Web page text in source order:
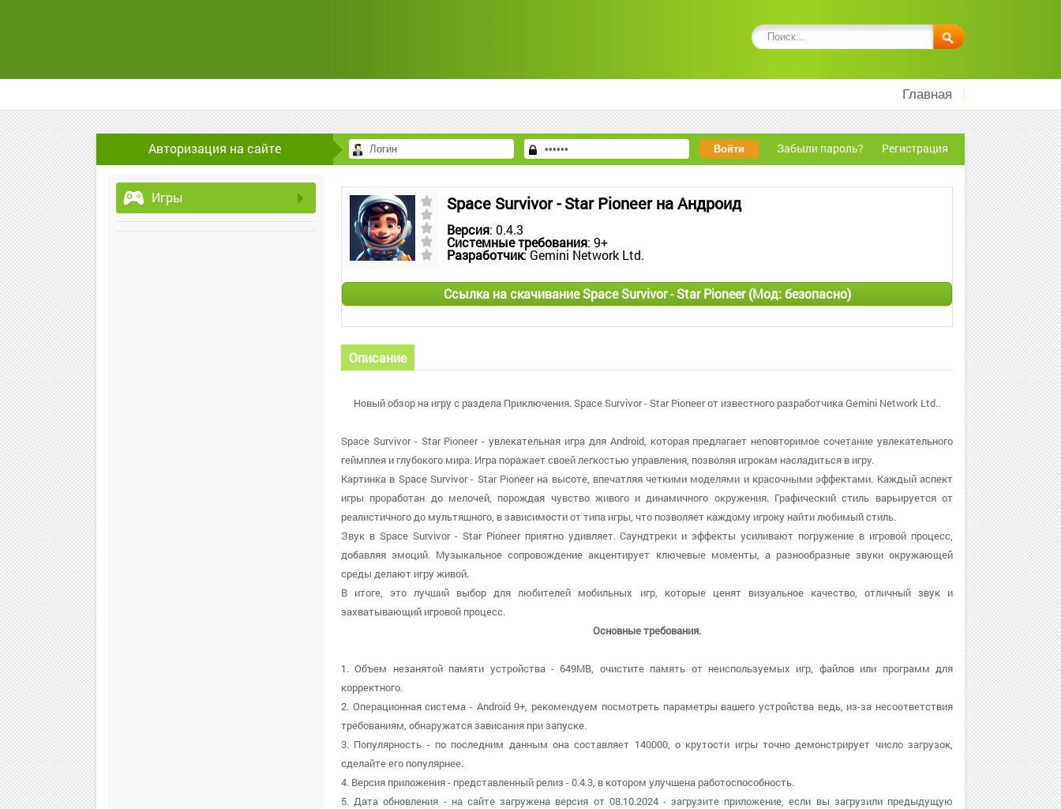
Главная
Авторизация на сайте Забыли пароль? Регистрация
Игры Space Survivor - Star Pioneer на Андроид
Версия: 0.4.3
Системные требования: 9+
Разработчик: Gemini Network Ltd.
Ссылка на скачивание Space Survivor - Star Pioneer (Мод: безопасно)
Описание
Новый обзор на игру с раздела Приключения. Space Survivor - Star Pioneer от известного разработчика Gemini Network Ltd..
Space Survivor - Star Pioneer - увлекательная игра для Android, которая предлагает неповторимое сочетание увлекательного
геймплея и глубокого мира. Игра поражает своей легкостью управления, позволяя игрокам насладиться в игру.
Картинка в Space Survivor - Star Pioneer на высоте, впечатляя четкими моделями и красочными эффектами. Каждый аспект
игры проработан до мелочей, порождая чувство живого и динамичного окружения. Графический стиль варьируется от
реалистичного до мультяшного, в зависимости от типа игры, что позволяет каждому игроку найти любимый стиль.
Звук в Space Survivor - Star Pioneer приятно удивляет. Саундтреки и эффекты усиливают погружение в игровой процесс,
добавляя эмоций. Музыкальное сопровождение акцентирует ключевые моменты, а разнообразные звуки окружающей
среды делают игру живой.
В итоге, это лучший выбор для любителей мобильных игр, которые ценят визуальное качество, отличный звук и
захватывающий игровой процесс.
Основные требования.
1. Объем незанятой памяти устройства - 649MB, очистите память от неиспользуемых игр, файлов или программ для
корректного.
2. Операционная система - Android 9+, рекомендуем посмотреть параметры вашего устройства ведь, из-за несоответствия
требованиям, обнаружатся зависания при запуске.
3. Популярность - по последним данным она составляет 140000, о крутости игры точно демонстрирует число загрузок,
сделайте его популярнее.
4. Версия приложения - представленный релиз - 0.4.3, в котором улучшена работоспособность.
5. Дата обновления - на сайте загружена версия от 08.10.2024 - загрузите приложение, если вы загрузили предыдущую